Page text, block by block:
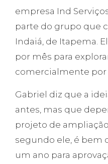
empresa Ind
parte do grupo que
Indaiá, de Itapema.
por mês para
comercialmente por
Gabriel diz que a
antes, mas que
projeto de
segundo ele, é bem
um ano para